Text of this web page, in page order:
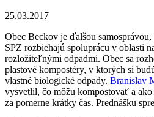
25.03.2017
Obec Beckov je ďalšou
SPZ rozbiehajú spoluprácu v oblasti
rozložiteľnými odpadmi. Obec sa
plastové kompostéry, v ktorých si
vlastné biologické odpady. Branislav
vysvetlil, čo môžu kompostovať a
za pomerne krátky čas. Prednášku